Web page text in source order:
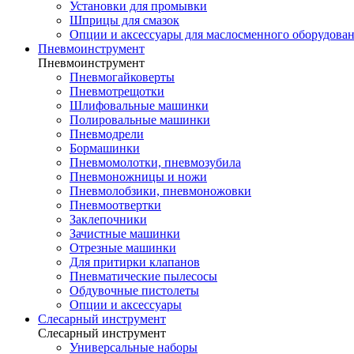
Установки для промывки
Шприцы для смазок
Опции и аксессуары для маслосменного
Пневмоинструмент
Пневмоинструмент
Пневмогайковерты
Пневмотрещотки
Шлифовальные машинки
Полировальные машинки
Пневмодрели
Бормашинки
Пневмомолотки, пневмозубила
Пневмоножницы и ножи
Пневмолобзики, пневмоножовки
Пневмоотвертки
Заклепочники
Зачистные машинки
Отрезные машинки
Для притирки клапанов
Пневматические пылесосы
Обдувочные пистолеты
Опции и аксессуары
Слесарный инструмент
Слесарный инструмент
Универсальные наборы